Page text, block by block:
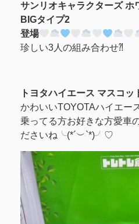
サンリオキャラクターズ ホ
BIGタイプ2
登場
珍しい3人の組み合わせ⁈
トヨタハイエース マスコ
かわいいTOYOTAハイエー
乗ってる方お好きな方愛車
ださいね╰(*´︶`*)╯♡